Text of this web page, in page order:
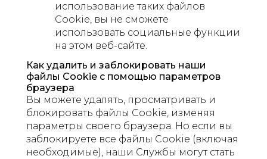
использование таких файлов
Cookie, вы не сможете
использовать социальные функции
на этом веб-сайте.
Как удалить и заблокировать наши
файлы Cookie с помощью параметров
браузера
Вы можете удалять, просматривать и
блокировать файлы Cookie, изменяя
параметры своего браузера. Но если вы
заблокируете все файлы Cookie (включая
необходимые), наши Службы могут стать